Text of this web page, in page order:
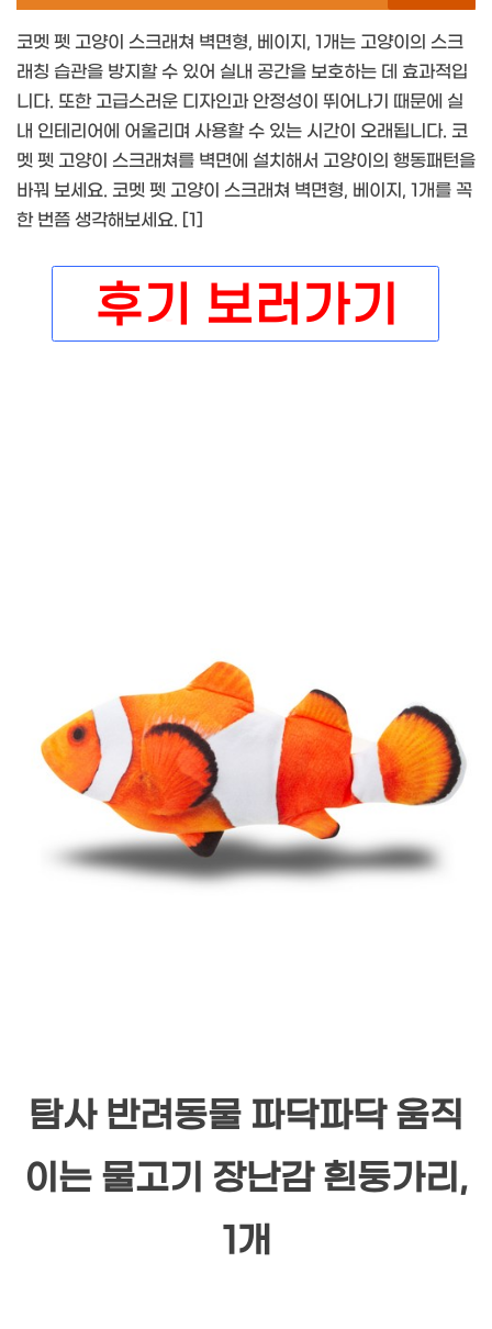
코멧 펫 고양이 스크래쳐 벽면형, 베이지, 1개는 고양이의 스크
래칭 습관을 방지할 수 있어 실내 공간을 보호하는 데 효과적입
니다. 또한 고급스러운 디자인과 안정성이 뛰어나기 때문에 실
내 인테리어에 어울리며 사용할 수 있는 시간이 오래됩니다. 코
멧 펫 고양이 스크래쳐를 벽면에 설치해서 고양이의 행동패턴을
바꿔 보세요. 코멧 펫 고양이 스크래쳐 벽면형, 베이지, 1개를 꼭
한 번쯤 생각해보세요. [1]
탐사 반려동물 파닥파닥 움직
이는 물고기 장난감 흰둥가리,
1개